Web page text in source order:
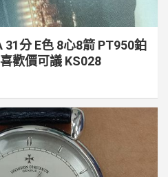
分 E色 8心8箭 PT950鉑
歡價可議 KS028